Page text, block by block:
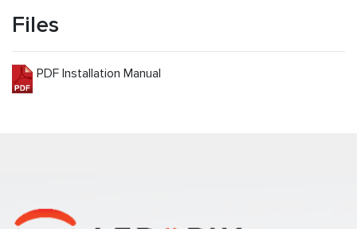
Files
PDF Installation Manual